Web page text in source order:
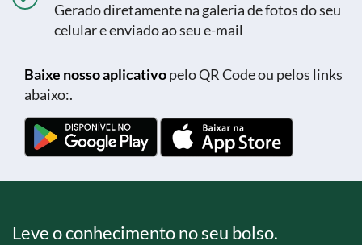
Gerado diretamente na galeria de fotos do seu
celular e enviado ao seu e-mail
Baixe nosso aplicativopelo QR Code ou pelos links
abaixo:.
Leve o conhecimento no seu bolso.